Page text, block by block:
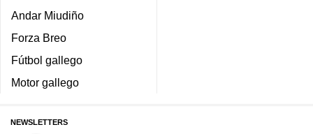
Andar Miudiño
Forza Breo
Fútbol gallego
Motor gallego
NEWSLETTERS